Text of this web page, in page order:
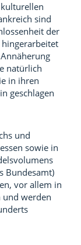
sind
der
natürlich
in ihren
geschlagen
und
sowie in
Bundesamt)
vor allem in
und werden